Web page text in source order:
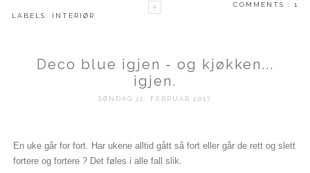
COMMENTS : 1
LABELS: INTERIØR
Deco blue igjen - og kjøkken...
igjen.
SØNDAG 12. FEBRUAR 2017
En uke går for fort. Har ukene alltid gått så fort eller går de rett og slett
fortere og fortere ? Det føles i alle fall slik.